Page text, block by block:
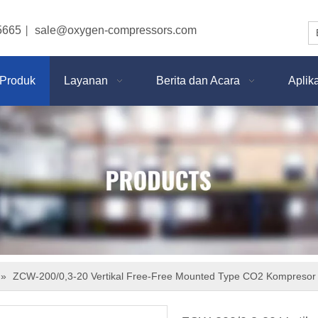
sale@oxygen-compressors.com
Produk Layanan Berita dan Acara
» ZCW-200/0,3-20 Vertikal Free-Free Mounted Type CO2 Kompresor